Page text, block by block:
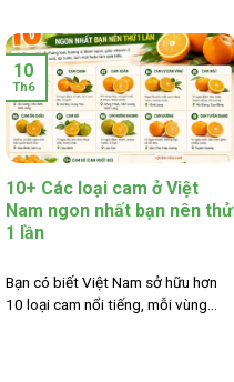
10+ Các loại cam ở Việt
Nam ngon nhất bạn nên thử
1 lần
Bạn có biết Việt Nam sở hữu hơn
10 loại cam nổi tiếng, mỗi vùng...
10
Th6